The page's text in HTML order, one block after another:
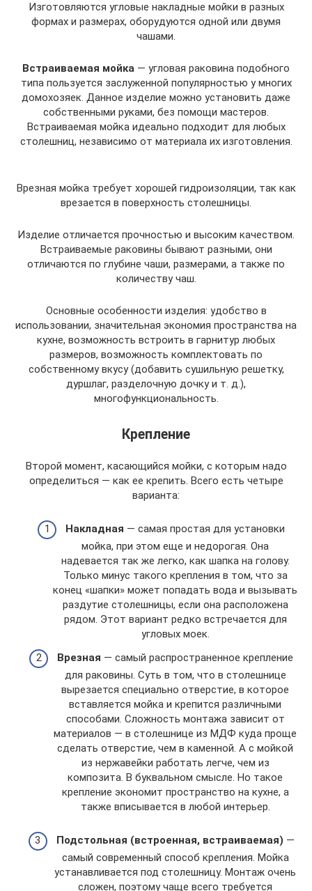
Изготовляются угловые накладные мойки в разных
формах и размерах, оборудуются одной или двумя
чашами.
Встраиваемая мойка — угловая раковина подобного
типа пользуется заслуженной популярностью у многих
домохозяек. Данное изделие можно установить даже
собственными руками, без помощи мастеров.
Встраиваемая мойка идеально подходит для любых
столешниц, независимо от материала их изготовления.
Врезная мойка требует хорошей гидроизоляции, так как
врезается в поверхность столешницы.
Изделие отличается прочностью и высоким качеством.
Встраиваемые раковины бывают разными, они
отличаются по глубине чаши, размерами, а также по
количеству чаш.
Основные особенности изделия: удобство в
использовании, значительная экономия пространства на
кухне, возможность встроить в гарнитур любых
размеров, возможность комплектовать по
собственному вкусу (добавить сушильную решетку,
дуршлаг, разделочную дочку и т. д.),
многофункциональность.
Крепление
Второй момент, касающийся мойки, с которым надо
определиться — как ее крепить. Всего есть четыре
варианта:
Накладная — самая простая для установки
мойка, при этом еще и недорогая. Она
надевается так же легко, как шапка на голову.
Только минус такого крепления в том, что за
конец «шапки» может попадать вода и вызывать
раздутие столешницы, если она расположена
рядом. Этот вариант редко встречается для
угловых моек.
Врезная — самый распространенное крепление
для раковины. Суть в том, что в столешнице
вырезается специально отверстие, в которое
вставляется мойка и крепится различными
способами. Сложность монтажа зависит от
материалов — в столешнице из МДФ куда проще
сделать отверстие, чем в каменной. А с мойкой
из нержавейки работать легче, чем из
композита. В буквальном смысле. Но такое
крепление экономит пространство на кухне, а
также вписывается в любой интерьер.
Подстольная (встроенная, встраиваемая) —
самый современный способ крепления. Мойка
устанавливается под столешницу. Монтаж очень
сложен, поэтому чаще всего требуется